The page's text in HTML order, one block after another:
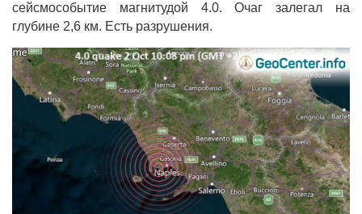
сейсмособытие магнитудой 4.0. Очаг залегал на
глубине 2,6 км. Есть разрушения.